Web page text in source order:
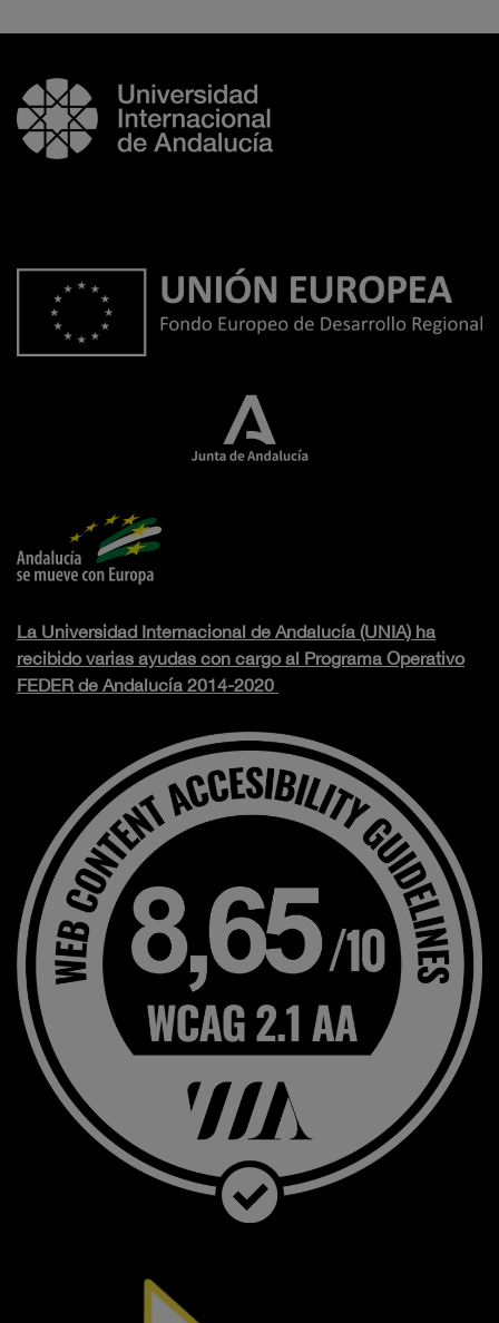
La Universidad Internacional de Andalucía (UNIA) ha
recibido varias ayudas con cargo al Programa Operativo
FEDER de Andalucía 2014-2020